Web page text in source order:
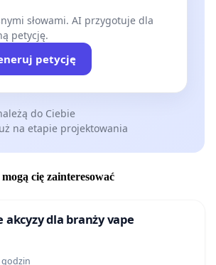
słowami. AI przygotuje dla
petycję.
petycję
do Ciebie
na etapie projektowania
cię zainteresować
akcyzy dla branży vape
godzin